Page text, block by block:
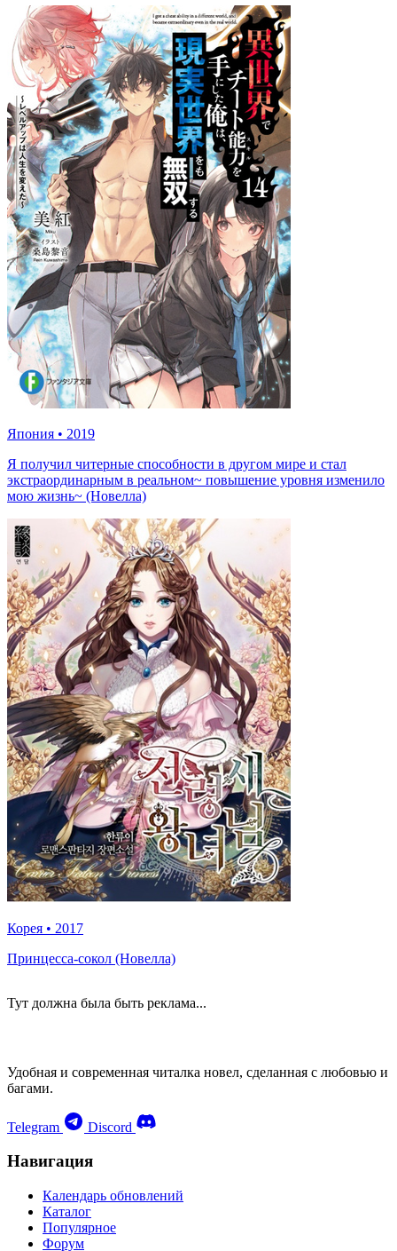
Япония • 2019
Я получил читерные способности в другом мире и стал
экстраординарным в реальном~ повышение уровня изменило
мою жизнь~ (Новелла)
Корея • 2017
Принцесса-сокол (Новелла)
Тут должна была быть реклама...
Удобная и современная читалка новел, сделанная с любовью и
багами.
Telegram Discord
Навигация
Календарь обновлений
Каталог
Популярное
Форум